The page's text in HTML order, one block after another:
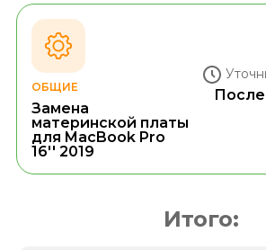
ОБЩИЕ
Замена
материнской платы
для MacBook Pro
16'' 2019
Итого: